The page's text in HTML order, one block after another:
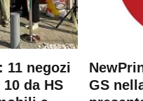
11 negozi
da HS
GS